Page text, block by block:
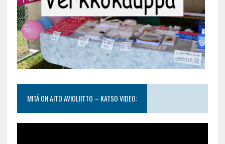
MITÄ ON AITO AVIOLIITTO – KATSO VIDEO: